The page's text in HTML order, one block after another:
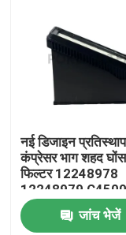
घर
नई डिजाइन
कंप्रेसर भाग शहद
फिल्टर 12248978
12248979
SA17695
जांच भेजें